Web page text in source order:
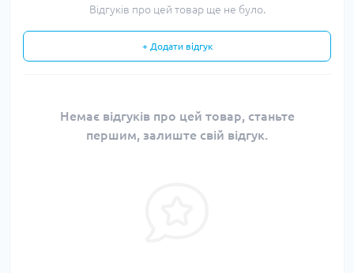
Відгуків про цей товар ще не було.
+ Додати відгук
Немає відгуків про цей товар, станьте
першим, залиште свій відгук.